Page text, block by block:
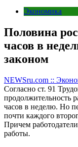
Экономика
Половина
часов в
законом
NEWSru.com ::
Согласно ст. 91
продолжительность
часов в неделю. Но
почти каждого
Причем
работы.